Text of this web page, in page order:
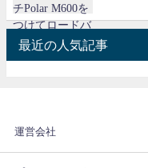
最近の人気記事
運営会社